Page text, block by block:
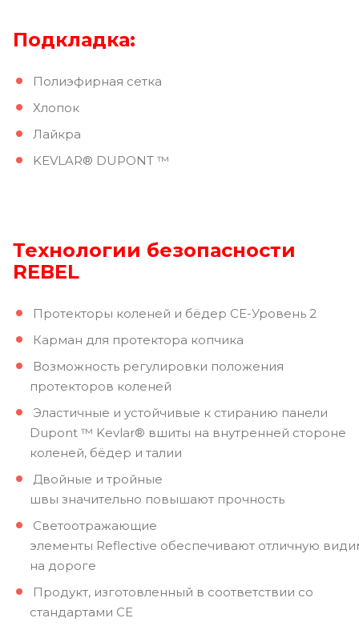
Подкладка:
Полиэфирная сетка
Хлопок
Лайкра
KEVLAR® DUPONT ™
Технологии безопасности
REBEL
Протекторы коленей и бёдер CE-Уровень 2
Карман для протектора копчика
Возможность регулировки положения
протекторов коленей
Эластичные и устойчивые к стиранию панели
Dupont ™ Kevlar® вшиты на внутренней стороне
коленей, бёдер и талии
Двойные и тройные
швы значительно повышают прочность
Светоотражающие
элементы Reflective обеспечивают отличную
на дороге
Продукт, изготовленный в соответствии со
стандартами CE